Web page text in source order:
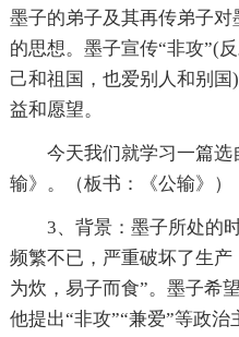
墨子的弟子及其再传弟子
的思想。墨子宣传“非攻”(
己和祖国，也爱别人和别
益和愿望。
今天我们就学习一篇
输》。（板书：《公输》）
3、背景：墨子所处的
频繁不已，严重破坏了生
为炊，易子而食”。墨子希
他提出“非攻”“兼爱”等政